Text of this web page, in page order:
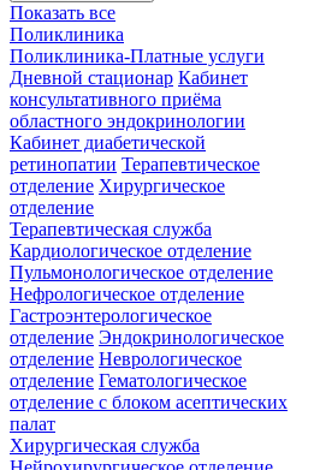
Показать все
Поликлиника
Поликлиника-Платные услуги
Дневной стационар Кабинет
консультативного приёма
областного эндокринологии
Кабинет диабетической
ретинопатии Терапевтическое
отделение Хирургическое
отделение
Терапевтическая служба
Кардиологическое отделение
Пульмонологическое отделение
Нефрологическое отделение
Гастроэнтерологическое
отделение Эндокринологическое
отделение Неврологическое
отделение Гематологическое
отделение c блоком асептических
палат
Хирургическая служба